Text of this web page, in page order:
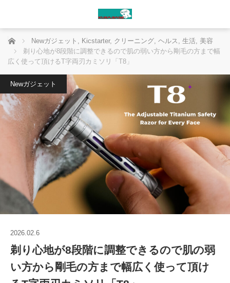
ホーム Newガジェット , Kicstarter, クリーニング, ヘルス , 生活, 美容
剃り心地が8段階に調整できるので肌の弱い方から剛毛の方まで幅
広く使って頂けるT字両刃カミソリ「T8」
Newガジェット
2026.02.6
剃り心地が8段階に調整できるので肌の弱
い方から剛毛の方まで幅広く使って頂け